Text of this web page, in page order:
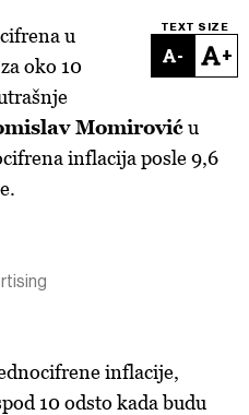
TEXT SIZE
- +
u
oko 10
Momiroviću
inflacija posle 9,6
inflacije,
10 odsto kada budu